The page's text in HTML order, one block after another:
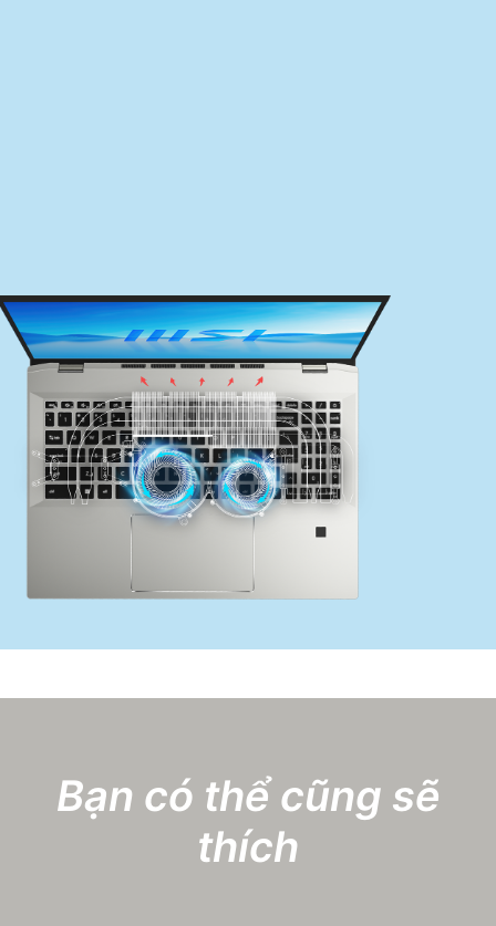
Bạn có thể cũng sẽ
thích